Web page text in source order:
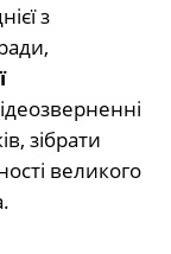
з
зібрати
великого